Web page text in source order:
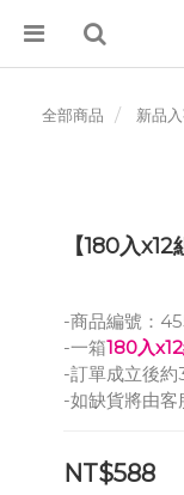
全部商品 新品
【180入
-商品編號：
-一箱180入
-訂單成立後
-如缺貨將由客
NT$588